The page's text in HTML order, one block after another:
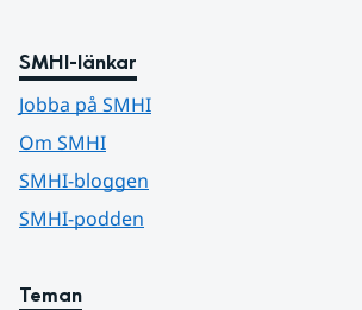
SMHI-länkar
Jobba på SMHI
Om SMHI
SMHI-bloggen
SMHI-podden
Teman